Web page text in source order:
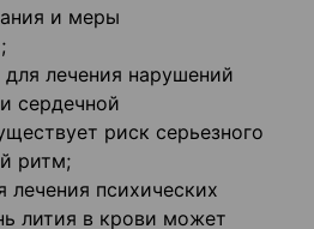
и меры
лечения нарушений
сердечной
риск серьезного
ритм;
лечения психических
лития в крови может